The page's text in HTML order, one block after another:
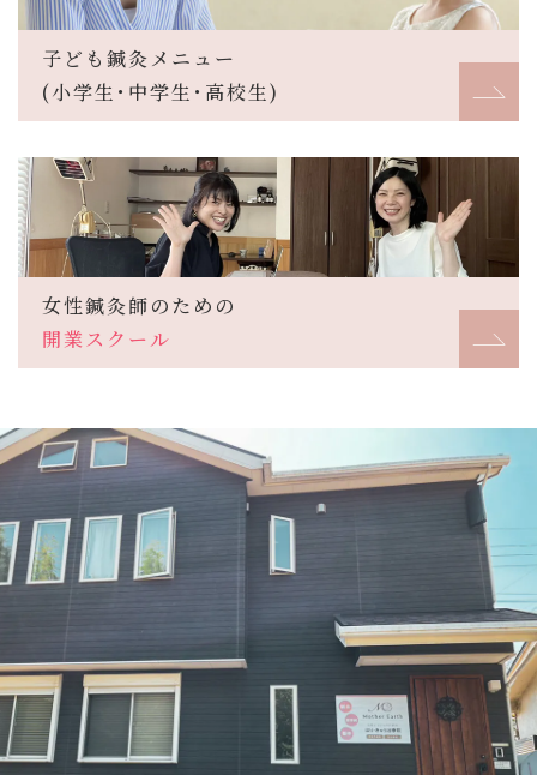
子ども鍼灸メニュー
(小学生･中学生･高校生)
女性鍼灸師のための
開業スクール